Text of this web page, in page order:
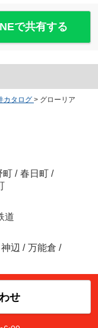
で共有する
カタログ > グローリア
町 / 春日町 /
道
神辺 / 万能倉 /
せ